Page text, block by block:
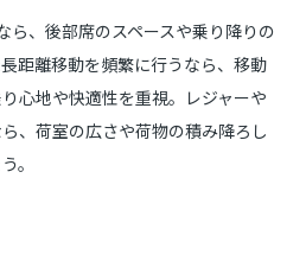
ら、後部席のスペースや乗り降りの
距離移動を頻繁に行うなら、移動
心地や快適性を重視。レジャーや
、荷室の広さや荷物の積み降ろし
。